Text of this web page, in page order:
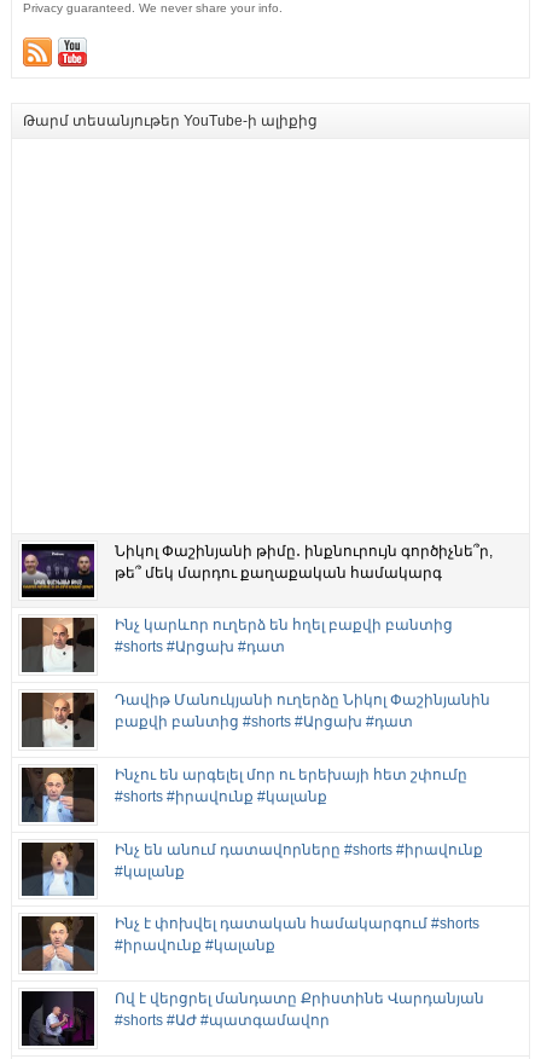
Privacy guaranteed. We never share your info.
Թարմ տեսանյութեր YouTube-ի ալիքից
Նիկոլ Փաշինյանի թիմը․ ինքնուրույն գործիչնե՞ր,
թե՞ մեկ մարդու քաղաքական համակարգ
Ինչ կարևոր ուղերձ են հղել բաքվի բանտից
#shorts #Արցախ #դատ
Դավիթ Մանուկյանի ուղերձը Նիկոլ Փաշինյանին
բաքվի բանտից #shorts #Արցախ #դատ
Ինչու են արգելել մոր ու երեխայի հետ շփումը
#shorts #իրավունք #կալանք
Ինչ են անում դատավորները #shorts #իրավունք
#կալանք
Ինչ է փոխվել դատական համակարգում #shorts
#իրավունք #կալանք
Ով է վերցրել մանդատը Քրիստինե Վարդանյան
#shorts #ԱԺ #պատգամավոր